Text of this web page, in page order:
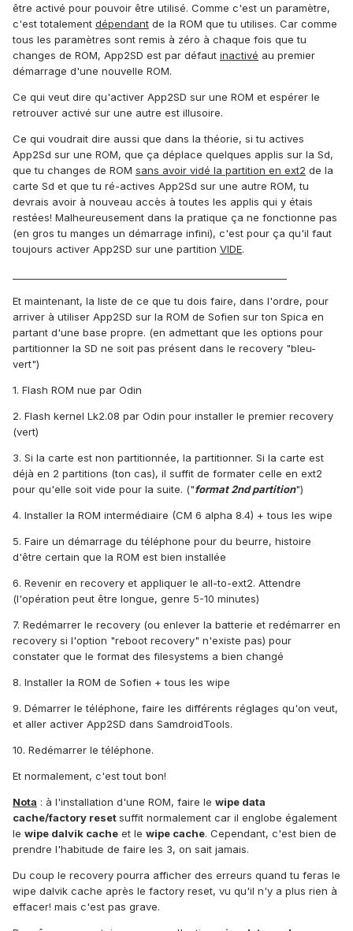
être activé pour pouvoir être utilisé. Comme c'est un paramètre,
c'est totalement dépendant de la ROM que tu utilises. Car comme
tous les paramètres sont remis à zéro à chaque fois que tu
changes de ROM, App2SD est par défaut inactivé au premier
démarrage d'une nouvelle ROM.
Ce qui veut dire qu'activer App2SD sur une ROM et espérer le
retrouver activé sur une autre est illusoire.
Ce qui voudrait dire aussi que dans la théorie, si tu actives
App2Sd sur une ROM, que ça déplace quelques applis sur la Sd,
que tu changes de ROM sans avoir vidé la partition en ext2 de la
carte Sd et que tu ré-actives App2Sd sur une autre ROM, tu
devrais avoir à nouveau accès à toutes les applis qui y étais
restées! Malheureusement dans la pratique ça ne fonctionne pas
(en gros tu manges un démarrage infini), c'est pour ça qu'il faut
toujours activer App2SD sur une partition VIDE.
Et maintenant, la liste de ce que tu dois faire, dans l'ordre, pour
arriver à utiliser App2SD sur la ROM de Sofien sur ton Spica en
partant d'une base propre. (en admettant que les options pour
partitionner la SD ne soit pas présent dans le recovery "bleu-
vert")
1. Flash ROM nue par Odin
2. Flash kernel Lk2.08 par Odin pour installer le premier recovery
(vert)
3. Si la carte est non partitionnée, la partitionner. Si la carte est
déjà en 2 partitions (ton cas), il suffit de formater celle en ext2
pour qu'elle soit vide pour la suite. ("format 2nd partition")
4. Installer la ROM intermédiaire (CM 6 alpha 8.4) + tous les wipe
5. Faire un démarrage du téléphone pour du beurre, histoire
d'être certain que la ROM est bien installée
6. Revenir en recovery et appliquer le all-to-ext2. Attendre
(l'opération peut être longue, genre 5-10 minutes)
7. Redémarrer le recovery (ou enlever la batterie et redémarrer en
recovery si l'option "reboot recovery" n'existe pas) pour
constater que le format des filesystems a bien changé
8. Installer la ROM de Sofien + tous les wipe
9. Démarrer le téléphone, faire les différents réglages qu'on veut,
et aller activer App2SD dans SamdroidTools.
10. Redémarrer le téléphone.
Et normalement, c'est tout bon!
Nota : à l'installation d'une ROM, faire le wipe data
cache/factory resetsuffit normalement car il englobe également
le wipe dalvik cache et le wipe cache. Cependant, c'est bien de
prendre l'habitude de faire les 3, on sait jamais.
Du coup le recovery pourra afficher des erreurs quand tu feras le
wipe dalvik cache après le factory reset, vu qu'il n'y a plus rien à
effacer! mais c'est pas grave.